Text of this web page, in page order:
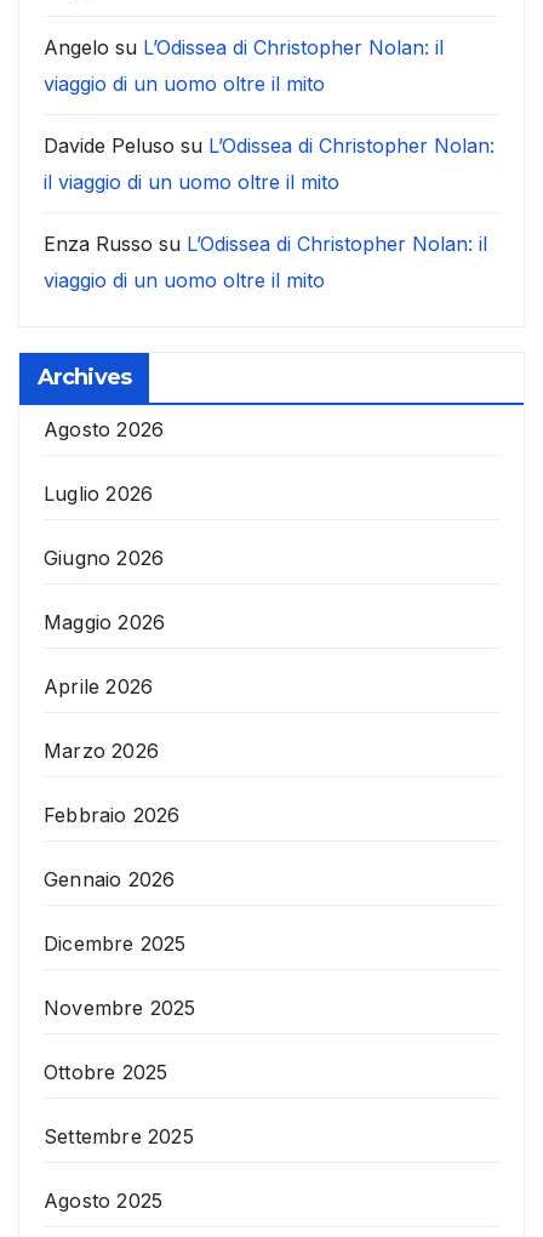
Angelo su L’Odissea di Christopher Nolan: il
viaggio di un uomo oltre il mito
Davide Peluso su L’Odissea di Christopher Nolan:
il viaggio di un uomo oltre il mito
Enza Russo su L’Odissea di Christopher Nolan: il
viaggio di un uomo oltre il mito
Archives
Agosto 2026
Luglio 2026
Giugno 2026
Maggio 2026
Aprile 2026
Marzo 2026
Febbraio 2026
Gennaio 2026
Dicembre 2025
Novembre 2025
Ottobre 2025
Settembre 2025
Agosto 2025